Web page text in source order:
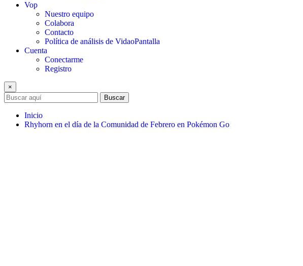
Vop
Nuestro equipo
Colabora
Contacto
Política de análisis de VidaoPantalla
Cuenta
Conectarme
Registro
×
Buscar
Inicio
Rhyhorn en el día de la Comunidad de Febrero en Pokémon Go